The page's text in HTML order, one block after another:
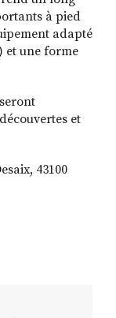
à pied
adapté
et une forme
et
43100